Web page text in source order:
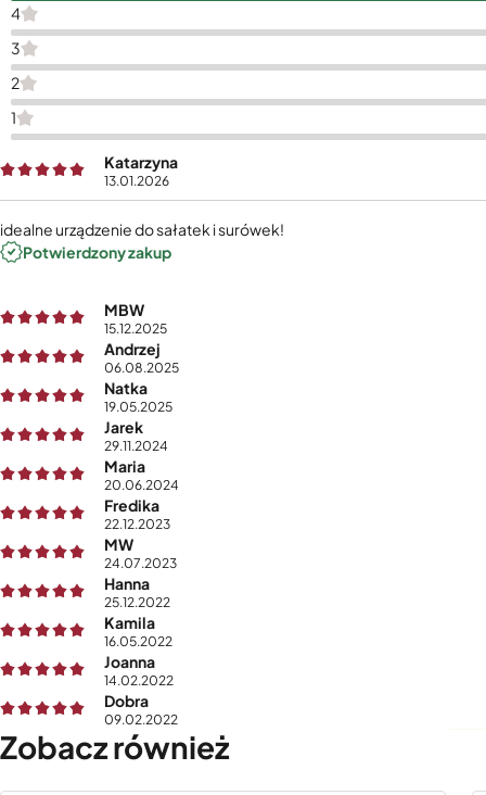
4
3
2
1
Katarzyna
13.01.2026
idealne urządzenie do sałatek i surówek!
Potwierdzony zakup
MBW
15.12.2025
Andrzej
06.08.2025
Natka
19.05.2025
Jarek
29.11.2024
Maria
20.06.2024
Fredika
22.12.2023
MW
24.07.2023
Hanna
25.12.2022
Kamila
16.05.2022
Joanna
14.02.2022
Dobra
09.02.2022
Zobacz również